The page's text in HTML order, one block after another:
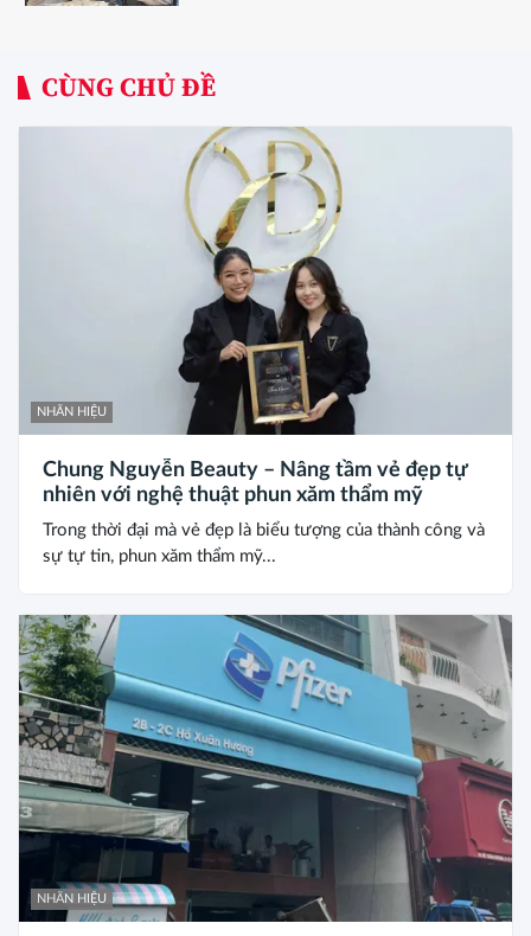
CÙNG CHỦ ĐỀ
NHÃN HIỆU
Chung Nguyễn Beauty – Nâng tầm vẻ đẹp tự
nhiên với nghệ thuật phun xăm thẩm mỹ
Trong thời đại mà vẻ đẹp là biểu tượng của thành công và
sự tự tin, phun xăm thẩm mỹ...
NHÃN HIỆU